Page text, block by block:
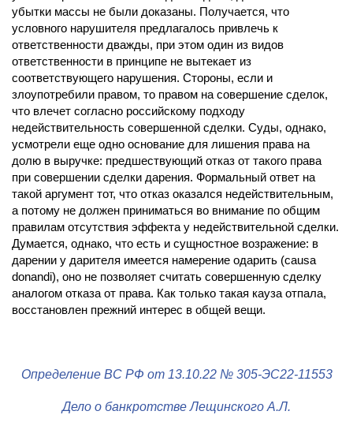
убытки массы не были доказаны. Получается, что
условного нарушителя предлагалось привлечь к
ответственности дважды, при этом один из видов
ответственности в принципе не вытекает из
соответствующего нарушения. Стороны, если и
злоупотребили правом, то правом на совершение сделок,
что влечет согласно российскому подходу
недействительность совершенной сделки. Суды, однако,
усмотрели еще одно основание для лишения права на
долю в выручке: предшествующий отказ от такого права
при совершении сделки дарения. Формальный ответ на
такой аргумент тот, что отказ оказался недействительным,
а потому не должен приниматься во внимание по общим
правилам отсутствия эффекта у недействительной сделки.
Думается, однако, что есть и сущностное возражение: в
дарении у дарителя имеется намерение одарить (causa
donandi), оно не позволяет считать совершенную сделку
аналогом отказа от права. Как только такая кауза отпала,
восстановлен прежний интерес в общей вещи.
Определение ВС РФ от 13.10.22 № 305-ЭС22-11553
Дело о банкротстве Лещинского А.Л.